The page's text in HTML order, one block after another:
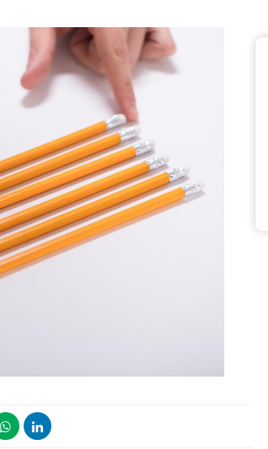
t-elle
?
comprimé
se profile-t-
ventre